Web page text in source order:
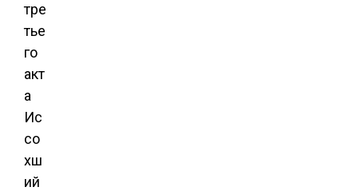
тре
тье
го
акт
а
Ис
со
хш
ий